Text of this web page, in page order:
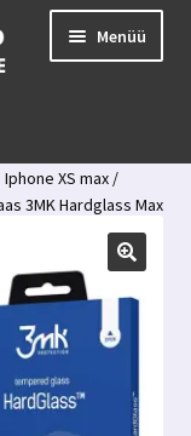
Menüü
Iphone XS max /
3MK Hardglass Max